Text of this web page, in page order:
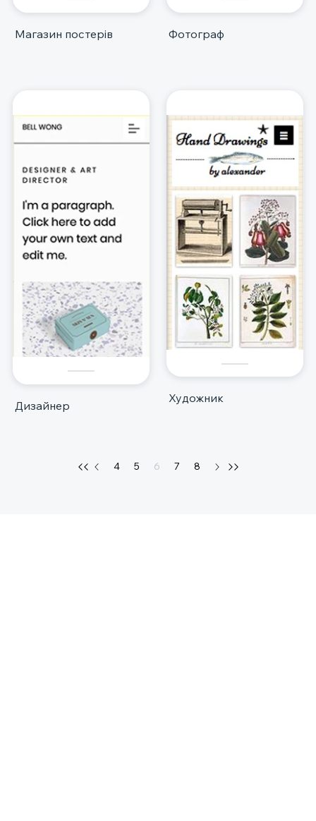
Магазин постерів Фотограф
Дизайнер
Художник
4 5 6 7 8